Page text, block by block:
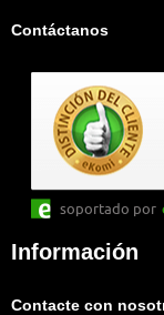
Contáctanos
soportado por
Información
Contacte con